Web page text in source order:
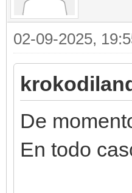
02-09-2025,
De
En todo